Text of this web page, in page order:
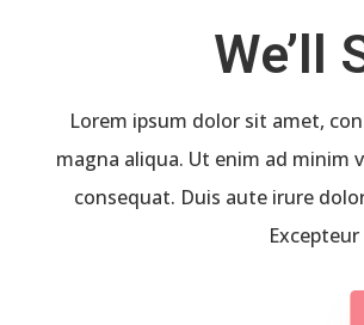
We’ll
Lorem ipsum dolor sit amet,
magna aliqua. Ut enim ad minim
consequat. Duis aute irure